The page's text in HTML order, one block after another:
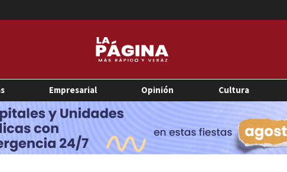
Empresarial Opinión Cultura